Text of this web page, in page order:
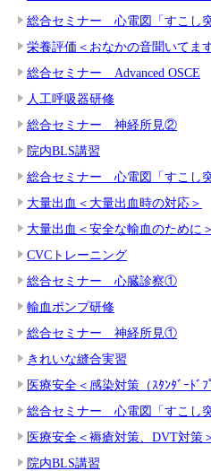
総合セミナー 心電図「すこし
栄養評価＜おなかの音聞いてま
総合セミナー Advanced OSCE
人工呼吸器研修
総合セミナー 神経所見②
院内BLS講習
総合セミナー 心電図「すこし
大量出血＜大量出血時の対応＞
大量出血＜安全な輸血のために＞
CVCトレーニング
総合セミナー 心臓診察①
輸血ポンプ研修
総合セミナー 神経所見①
きれいな縫合実習
医療安全＜感染対策（ｽﾀﾝﾀﾞｰﾄﾞﾌ
総合セミナー 心電図「すこし
医療安全＜褥瘡対策、DVT対策
院内BLS講習